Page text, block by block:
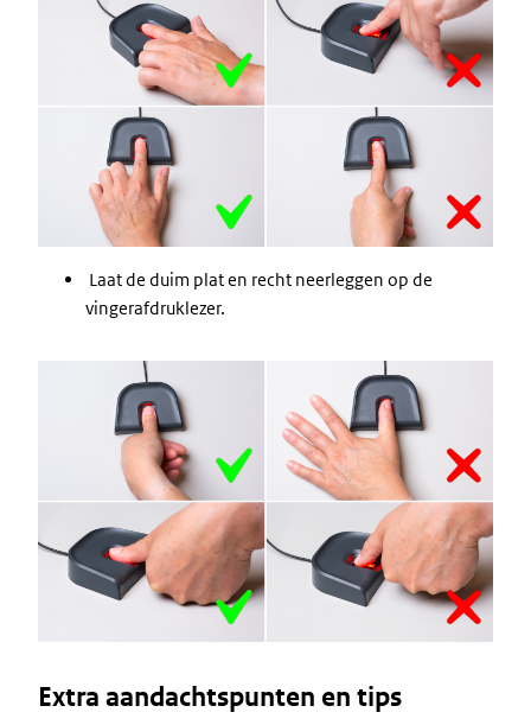
Laat de duim plat en recht neerleggen op de
vingerafdruklezer.
Extra aandachtspunten en tips